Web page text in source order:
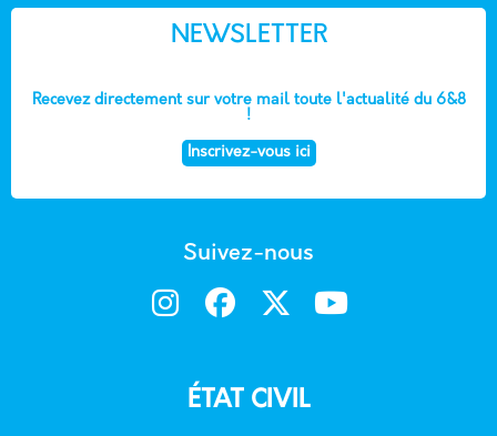
NEWSLETTER
Recevez directement sur votre mail toute l'actualité du 6&8
!
Inscrivez-vous ici
Suivez-nous
ÉTAT CIVIL